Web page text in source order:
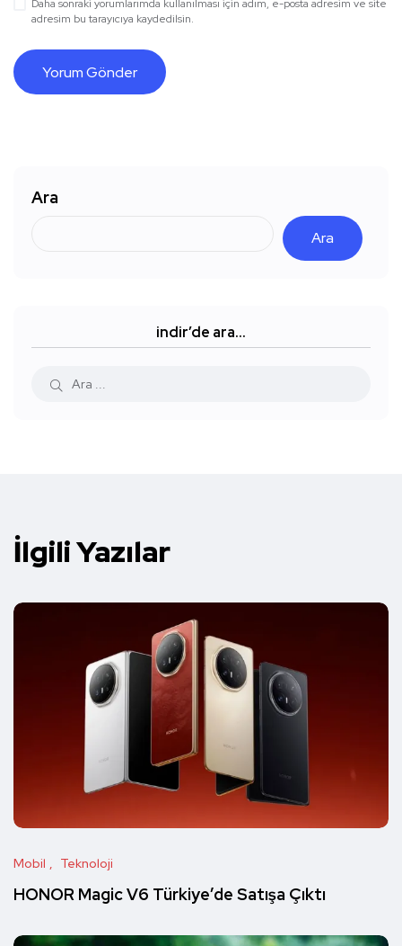
Daha sonraki yorumlarımda kullanılması için adım, e-posta adresim ve site
adresim bu tarayıcıya kaydedilsin.
Ara
Ara
indir’de ara…
İlgili Yazılar
Mobil Teknoloji
HONOR Magic V6 Türkiye’de Satışa Çıktı